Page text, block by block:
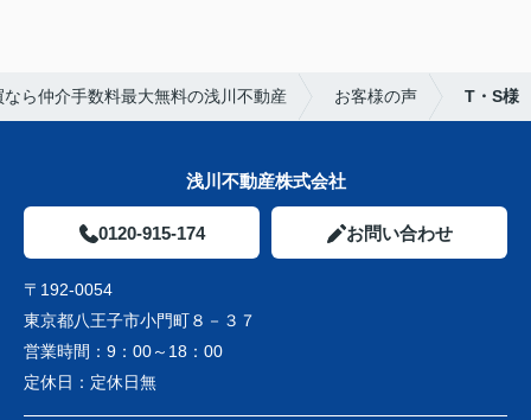
ら仲介手数料最大無料の浅川不動産 お客様の声 T・S様
浅川不動産株式会社
0120-915-174 お問い合わせ
〒192-0054
東京都八王子市小門町８－３７
営業時間： 9：00～18：00
定休日： 定休日無